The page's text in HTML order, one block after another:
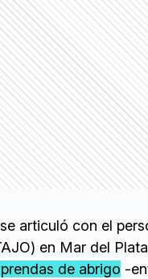
articuló con el
en Mar del
de abrigo -